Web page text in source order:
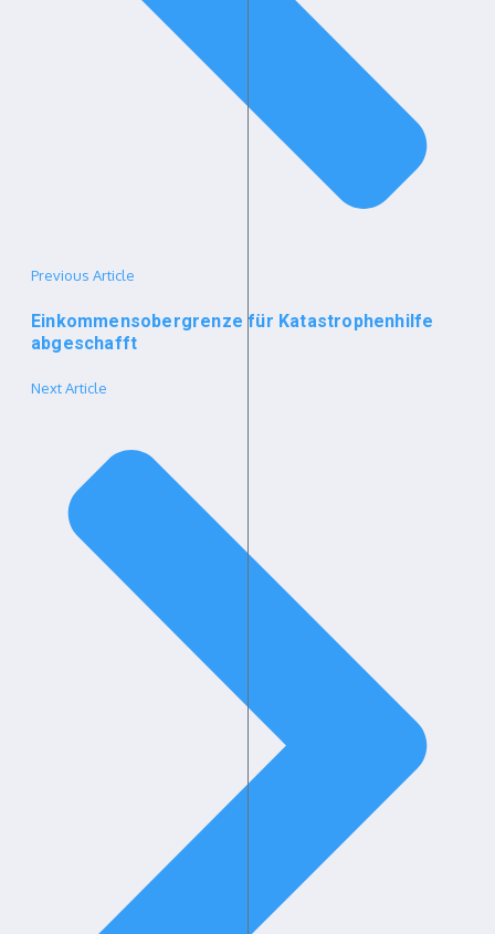
Previous Article
Einkommensobergrenze für Katastrophenhilfe
abgeschafft
Next Article